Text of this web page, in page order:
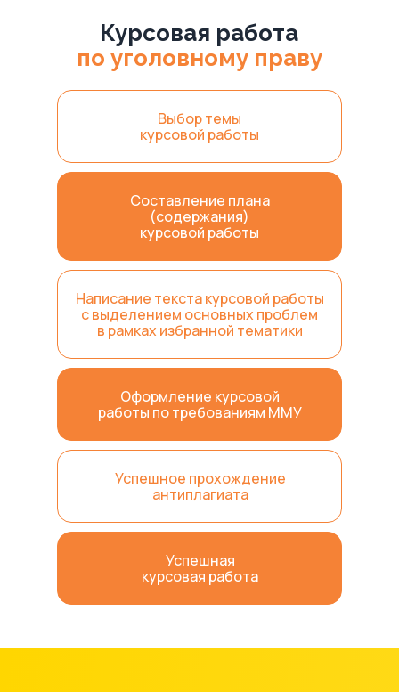
Курсовая работа
по уголовному праву
Выбор темы
курсовой работы
Успешное прохождение
антиплагиата
Успешная
курсовая работа
Составление плана
(содержания)
курсовой работы
Оформление курсовой
работы по требованиям ММУ
Написание текста курсовой работы
с выделением основных проблем
в рамках избранной тематики